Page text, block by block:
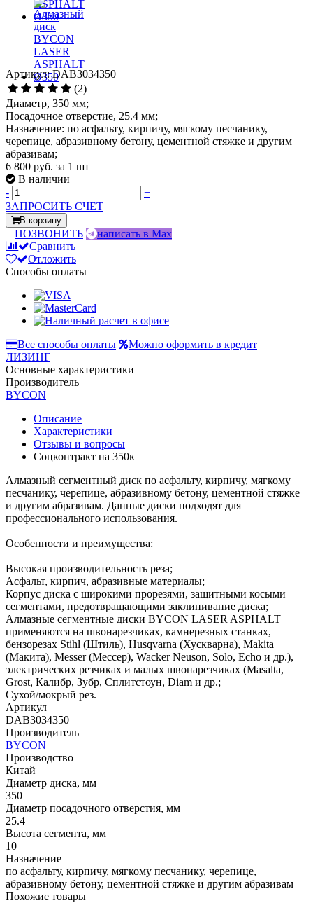
Артикул: DAB3034350
(2)
Диаметр, 350 мм;
Посадочное отверстие, 25.4 мм;
Назначение: по асфальту, кирпичу, мягкому песчанику,
черепице, абразивному бетону, цементной стяжке и другим
абразивам;
6 800 руб. за 1 шт
В наличии
-
+
ЗАПРОСИТЬ СЧЕТ
В корзину
ПОЗВОНИТЬ
написать в Max
Сравнить
Отложить
Способы оплаты
Все способы оплаты
Можно оформить в кредит
ЛИЗИНГ
Основные характеристики
Производитель
BYCON
Описание
Характеристики
Отзывы и вопросы
Соцконтракт на 350к
Алмазный сегментный диск по асфальту, кирпичу, мягкому
песчанику, черепице, абразивному бетону, цементной стяжке
и другим абразивам. Данные диски подходят для
профессионального использования.
Особенности и преимущества:
Высокая производительность реза;
Асфальт, кирпич, абразивные материалы;
Корпус диска с широкими прорезями, защитными косыми
сегментами, предотвращающими заклинивание диска;
Алмазные сегментные диски BYCON LASER ASPHALT
применяются на швонарезчиках, камнерезныx станках,
бензорезах Stihl (Штиль), Husqvarna (Хускварна), Makita
(Макита), Messer (Мессер), Wacker Neuson, Solo, Echo и др.),
электрических резчиках и малых швонарезчиках (Masalta,
Grost, Калибр, Зубр, Сплитстоун, Diam и др.;
Сухой/мокрый рез.
Артикул
DAB3034350
Производитель
BYCON
Производство
Китай
Диаметр диска, мм
350
Диаметр посадочного отверстия, мм
25.4
Высота сегмента, мм
10
Назначение
по асфальту, кирпичу, мягкому песчанику, черепице,
абразивному бетону, цементной стяжке и другим абразивам
Похожие товары